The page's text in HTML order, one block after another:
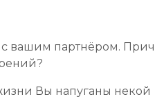
вашим партнёром.
Вы напуганы некой